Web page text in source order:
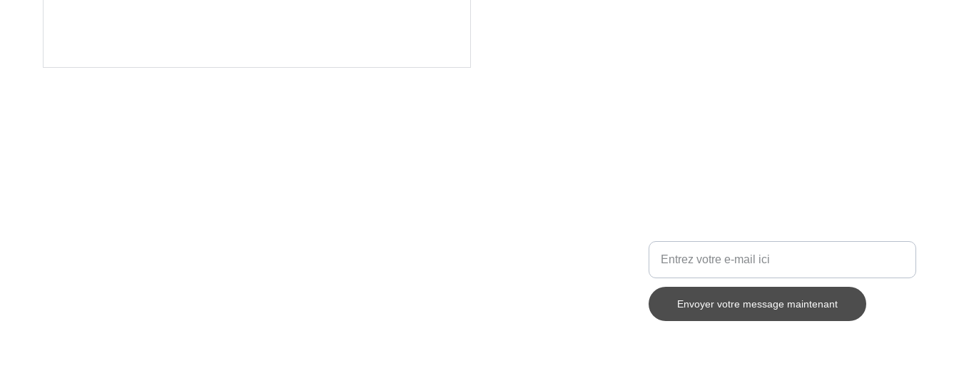
Envoyer votre message maintenant